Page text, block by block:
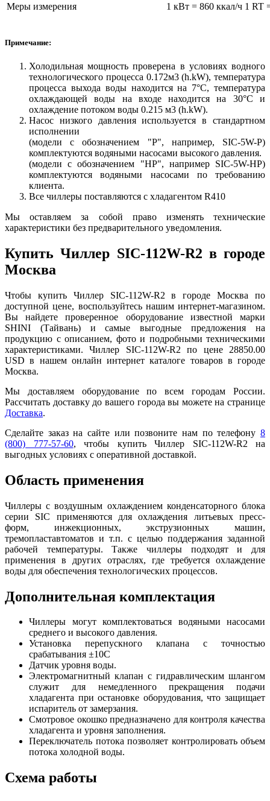
Меры измерения
1 кВт = 860 ккал/ч 1 RT
Примечание:
Холодильная мощность проверена в условиях водного
технологического процесса 0.172м3 (h.kW), температура
процесса выхода воды находится на 7°C, температура
охлаждающей воды на входе находится на 30°C и
охлаждение потоком воды 0.215 м3 (h.kW).
Насос низкого давления используется в стандартном
исполнении
(модели с обозначением "P", например, SIC-5W-P)
комплектуются водяными насосами высокого давления.
(модели с обозначением "HP", например SIC-5W-HP)
комплектуются водяными насосами по требованию
клиента.
Все чиллеры поставляются с хладагентом R410
Мы оставляем за собой право изменять технические
характеристики без предварительного уведомления.
Купить Чиллер SIC-112W-R2 в городе
Москва
Чтобы купить Чиллер SIC-112W-R2 в городе Москва по
доступной цене, воспользуйтесь нашим интернет-магазином.
Вы найдете проверенное оборудование известной марки
SHINI (Тайвань) и самые выгодные предложения на
продукцию с описанием, фото и подробными техническими
характеристиками. Чиллер SIC-112W-R2 по цене 28850.00
USD в нашем онлайн интернет каталоге товаров в городе
Москва.
Мы доставляем оборудование по всем городам России.
Рассчитать доставку до вашего города вы можете на странице
Доставка.
Сделайте заказ на сайте или позвоните нам по телефону 8
(800) 777-57-60, чтобы купить Чиллер SIC-112W-R2 на
выгодных условиях с оперативной доставкой.
Область применения
Чиллеры с воздушным охлаждением конденсаторного блока
серии SIC применяются для охлаждения литьевых пресс-
форм, инжекционных, экструзионных машин,
тремопластавтоматов и т.п. с целью поддержания заданной
рабочей температуры. Также чиллеры подходят и для
применения в других отраслях, где требуется охлаждение
воды для обеспечения технологических процессов.
Дополнительная комплектация
Чиллеры могут комплектоваться водяными насосами
среднего и высокого давления.
Установка перепускного клапана с точностью
срабатывания ±10С
Датчик уровня воды.
Электромагнитный клапан с гидравлическим шлангом
служит для немедленного прекращения подачи
хладагента при остановке оборудования, что защищает
испаритель от замерзания.
Смотровое окошко предназначено для контроля качества
хладагента и уровня заполнения.
Переключатель потока позволяет контролировать объем
потока холодной воды.
Схема работы